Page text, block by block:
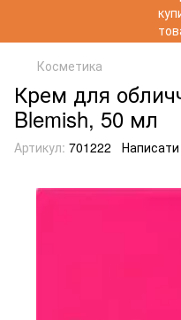
Косметика
Крем для
Blemish, 50 мл
Артикул: 701222 Написати